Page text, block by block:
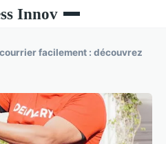
Innov
facilement : découvrez